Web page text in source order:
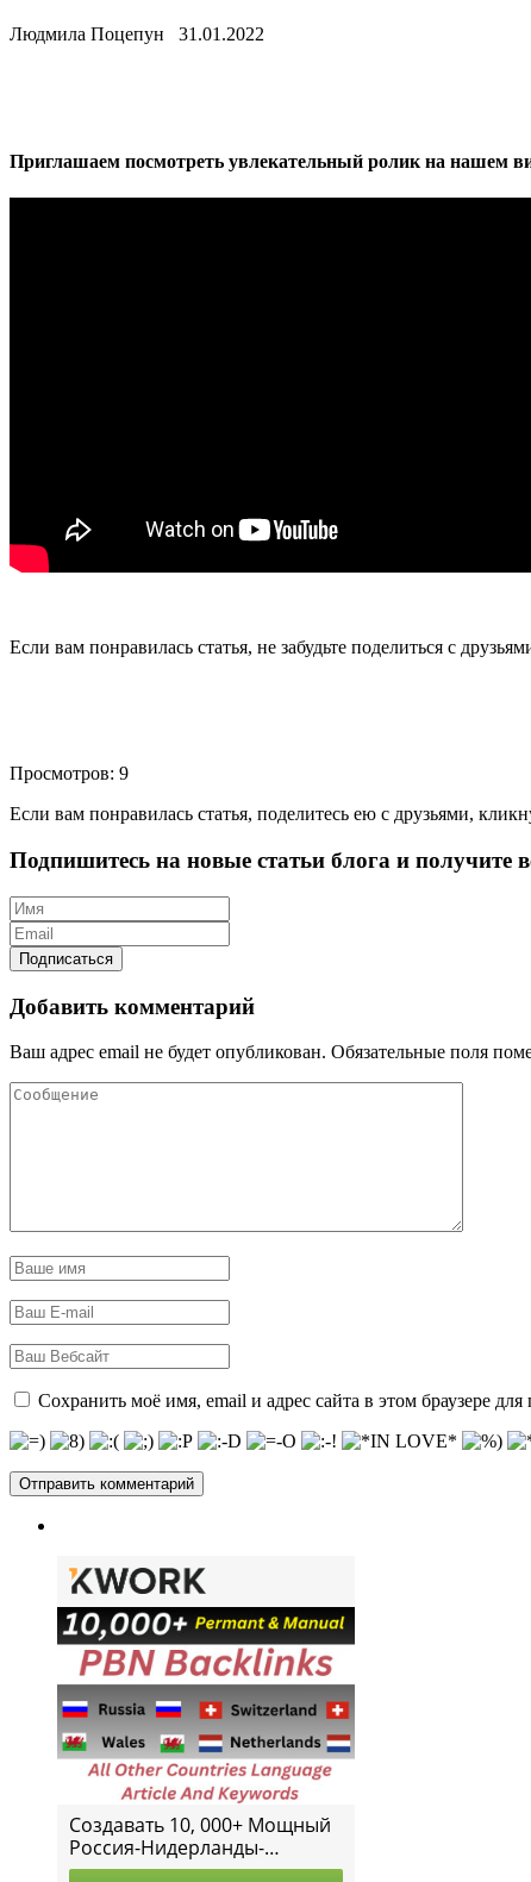
Людмила Поцепун 31.01.2022
Приглашаем посмотреть увлекательный ролик на нашем
Если вам понравилась статья, не забудьте поделиться с
Просмотров: 9
Если вам понравилась статья, поделитесь ею с друзьями,
Подпишитесь на новые статьи блога и получите
Добавить комментарий
Ваш адрес email не будет опубликован. Обязательные поля
Сохранить моё имя, email и адрес сайта в этом браузере